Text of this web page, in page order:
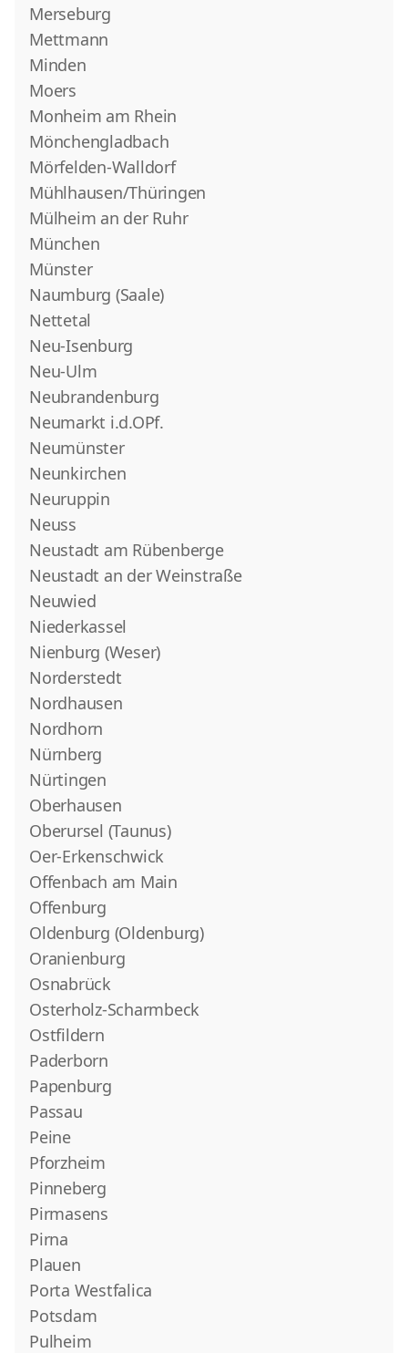
Merseburg
Mettmann
Minden
Moers
Monheim am Rhein
Mönchengladbach
Mörfelden-Walldorf
Mühlhausen/Thüringen
Mülheim an der Ruhr
München
Münster
Naumburg (Saale)
Nettetal
Neu-Isenburg
Neu-Ulm
Neubrandenburg
Neumarkt i.d.OPf.
Neumünster
Neunkirchen
Neuruppin
Neuss
Neustadt am Rübenberge
Neustadt an der Weinstraße
Neuwied
Niederkassel
Nienburg (Weser)
Norderstedt
Nordhausen
Nordhorn
Nürnberg
Nürtingen
Oberhausen
Oberursel (Taunus)
Oer-Erkenschwick
Offenbach am Main
Offenburg
Oldenburg (Oldenburg)
Oranienburg
Osnabrück
Osterholz-Scharmbeck
Ostfildern
Paderborn
Papenburg
Passau
Peine
Pforzheim
Pinneberg
Pirmasens
Pirna
Plauen
Porta Westfalica
Potsdam
Pulheim